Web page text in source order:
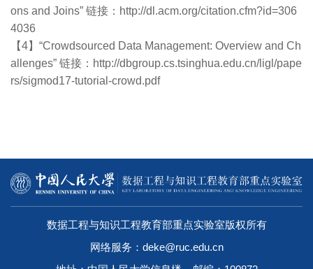
ons and Joins” 链接：http://dl.acm.org/citation.cfm?id=306
4036
【4】“Crowdsourced Data Management: Overview and Ch
allenges” 链接：http://dbgroup.cs.tsinghua.edu.cn/ligl/pape
rs/sigmod17-tutorial-crowd.pdf
数据工程与知识工程教育部重点实验室版权所有
网络服务：deke@ruc.edu.cn